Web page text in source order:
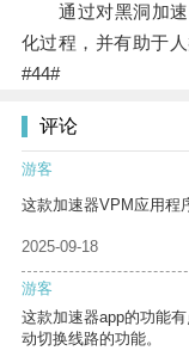
通过对黑洞加速
化过程，并有助于
#44#
评论
游客
这款加速器VPM应用程
2025-09-18
游客
这款加速器app的功能
动切换线路的功能。